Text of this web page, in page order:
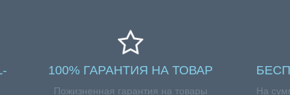
100% ГАРАНТИЯ НА ТОВАР
Пожизненная гарантия на товары
На